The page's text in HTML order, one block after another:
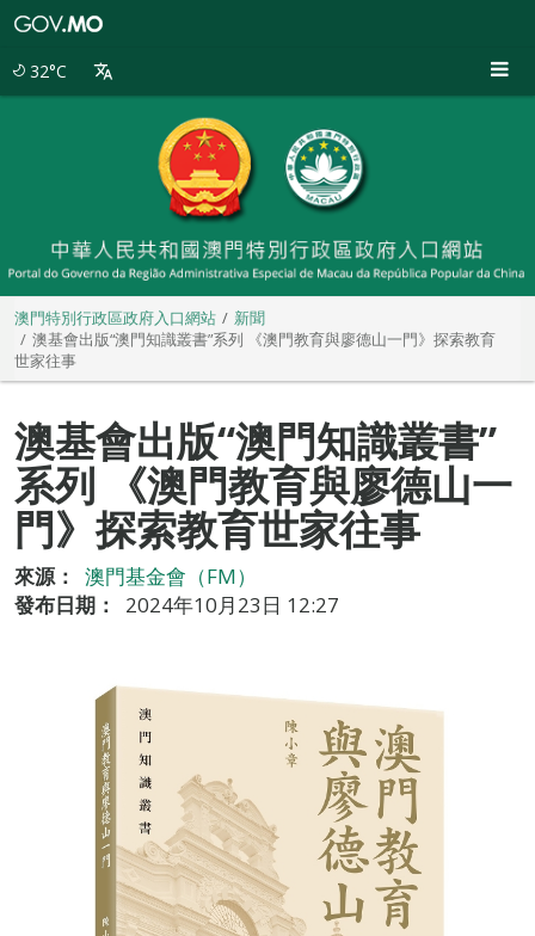
32°C
澳門特別行政區政府入口網站
新聞
澳基會出版“澳門知識叢書”系列 《澳門教育與廖德山一門》探索教育
世家往事
澳基會出版“澳門知識叢書”
系列 《澳門教育與廖德山一
門》探索教育世家往事
來源：
澳門基金會（FM）
發布日期：
2024年10月23日 12:27